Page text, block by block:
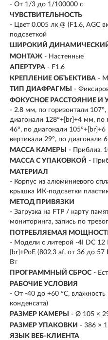
- От 1/3 до 1/100000 с
ЧУВСТВИТЕЛЬНОСТЬ
- Цвет 0.005 лк @ (F1.6, AGC
подсветкой
ШИРОКИЙ
МОНТАЖ - Настенные
АПЕРТУРА - F1.6
КРЕПЛЕНИЕ ОБЪЕКТИВА -
ТИП ДИАФРАГМЫ
-
ФОКУСНОЕ РАССТОЯНИЕ И
- 2.8 мм, по горизонтали 107°,
диагонали 128°+[br]+4 мм, по
46°, по диагонали
вертикали 29°, по диагонали
МАССА КАМЕРЫ
- Приблиз.
МАССА С УПАКОВКОЙ -
МАТЕРИАЛ
- Корпус из алюминиевого
крышка ИК-подсветки
МЕТОД ПРИВЯЗКИ
- Загрузка на FTP / карту
мониторинга, запись по
ПОТРЕБЛЯЕМАЯ
- Модели с литерой -4I DC 12
[br]+PoE (802.3 af, от 36 до
Вт
ПРОГРАММНЫЙ СБРОС -
РАБОЧИЕ УСЛОВИЯ
- От -40 до +60 °C,
конденсата)
РАЗМЕР КАМЕРЫ
- Ø 105 ×
РАЗМЕР УПАКОВКИ - 386 ×
ЯЗЫК ВЕБ-КЛИЕНТА